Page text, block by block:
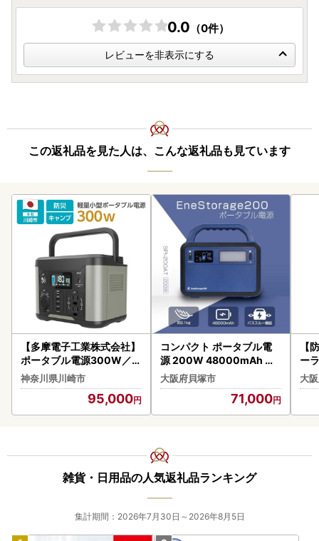
0.0 （0件）
レビューを非表示にする
この返礼品を見た人は、こんな返礼品も見ています
【多摩電子工業株式会社】
ポータブル電源300W／2
88Wh／80000mAh（3.
6V換算）大容量リチウム
イオンバッテリー グレー
とブラックのツートンカラ
神奈川県川崎市
95,000
コンパクト ポータブル電
源 200W 48000mAh 長
寿命電源 SPI-200AT
大阪府貝塚市
71,000
【
ー
電
量
光
大
雑貨・日用品の人気返礼品ランキング
集計期間：2026年7月30日～2026年8月5日